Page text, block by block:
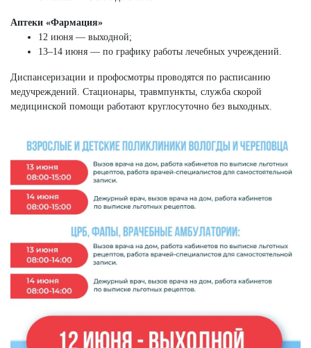
Аптеки «Фармация»
12 июня — выходной;
13–14 июня — по графику работы лечебных учреждений.
Диспансеризации и профосмотры проводятся по расписанию
медучреждений. Стационары, травмпункты, служба скорой
медицинской помощи работают круглосуточно без выходных.